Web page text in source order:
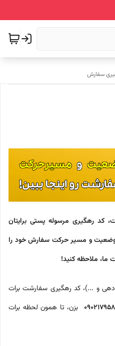
سفارش
رهگیری مرسوله پستی برایتان
وضعیت و مسیر حرکت سفارش خود را
ملاحظه کنید!
و ...)، کد رهگیری سفارشت برات
بزن، تا همون لحظه برات